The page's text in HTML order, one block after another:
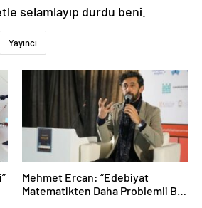
selamlayıp durdu beni.
Yayıncı
Mehmet Ercan: “Edebiyat
Matematikten Daha Problemli Bir